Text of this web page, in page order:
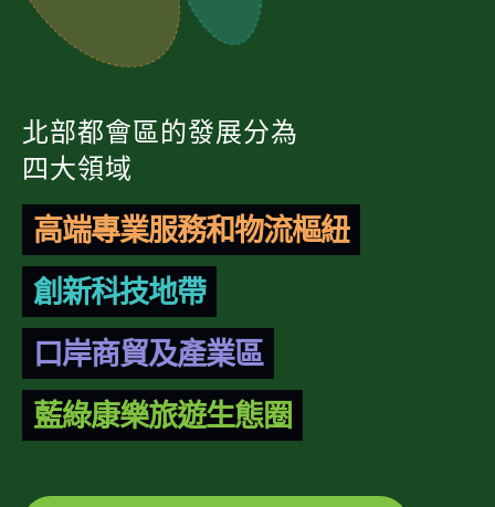
北部都會區的發展分為
四大領域
高端專業服務和物流樞紐
創新科技地帶
口岸商貿及產業區
藍綠康樂旅遊生態圈